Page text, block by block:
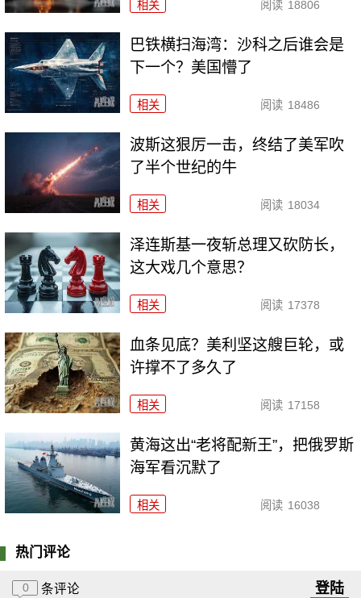
相关 阅读 18806
巴铁横扫海湾：沙科之后谁会是
下一个？美国懵了
相关 阅读 18486
波斯这狠厉一击，终结了美军吹
了半个世纪的牛
相关 阅读 18034
泽连斯基一夜斩总理又砍防长，
这大戏几个意思？
相关 阅读 17378
血条见底？美利坚这艘巨轮，或
许撑不了多久了
相关 阅读 17158
黄海这出“老将配新王”，把俄罗斯
海军看沉默了
相关 阅读 16038
热门评论
0 条评论 登陆